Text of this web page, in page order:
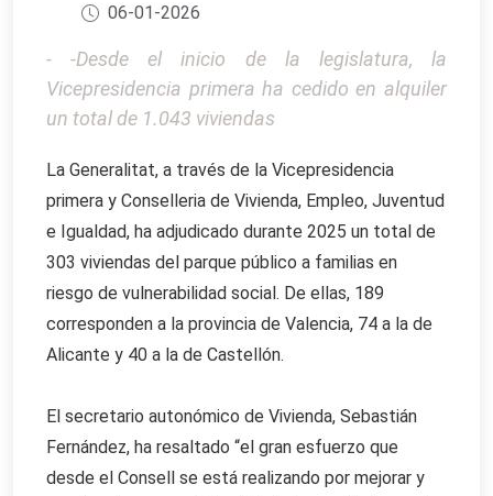
06-01-2026
- -Desde el inicio de la legislatura, la
Vicepresidencia primera ha cedido en alquiler
un total de 1.043 viviendas
La Generalitat, a través de la Vicepresidencia
primera y Conselleria de Vivienda, Empleo, Juventud
e Igualdad, ha adjudicado durante 2025 un total de
303 viviendas del parque público a familias en
riesgo de vulnerabilidad social. De ellas, 189
corresponden a la provincia de Valencia, 74 a la de
Alicante y 40 a la de Castellón.
El secretario autonómico de Vivienda, Sebastián
Fernández, ha resaltado “el gran esfuerzo que
desde el Consell se está realizando por mejorar y